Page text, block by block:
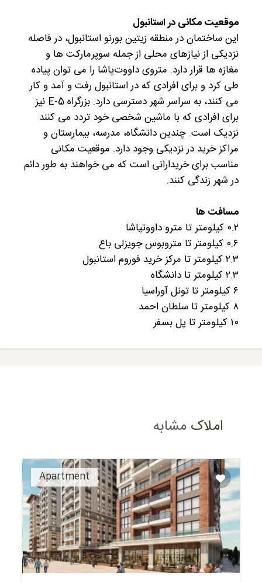
موقعیت مکانی در استانبول
این ساختمان در منطقه زیتین بورنو استانبول، در فاصله
نزدیکی از نیازهای محلی از جمله سوپرمارکت ها و
مغازه ها قرار دارد. متروی داووت‌پاشا را می توان پیاده
طی کرد و برای افرادی که در استانبول رفت و آمد و کار
می کنند، به سراسر شهر دسترسی دارد. بزرگراه E-5 نیز
برای افرادی که با ماشین شخصی خود تردد می کنند
نزدیک است. چندین دانشگاه، مدرسه، بیمارستان و
مراکز خرید در نزدیکی وجود دارد. موقعیت مکانی
مناسب برای خریدارانی است که می خواهند به طور دائم
در شهر زندگی کنند.
مسافت ها
۰.۲ کیلومتر تا مترو داووتپاشا
۰.۶ کیلومتر تا متروبوس جویزلی باع
۲.۳ کیلومتر تا مرکز خرید فوروم استانبول
۲.۳ کیلومتر تا دانشگاه
۶ کیلومتر تا تونل آوراسیا
۸ کیلومتر تا سلطان احمد
۱۰ کیلومتر تا پل بسفر
املاک مشابه
Apartment
Recommended